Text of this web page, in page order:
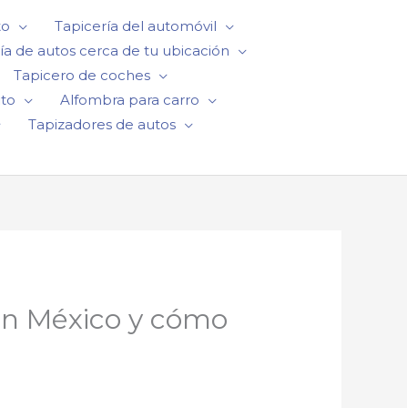
Tapicería del automóvil
de autos cerca de tu ubicación
Tapicero de coches
Alfombra para carro
Tapizadores de autos
México y cómo